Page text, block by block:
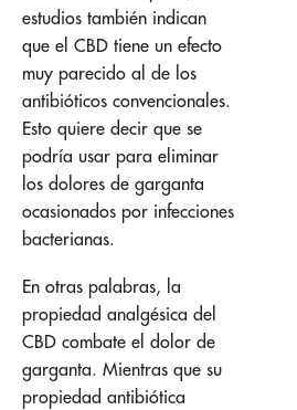
estudios también indican
que el CBD tiene un efecto
muy parecido al de los
antibióticos convencionales.
Esto quiere decir que se
podría usar para eliminar
los dolores de garganta
ocasionados ​​por infecciones
bacterianas.
En otras palabras, la
propiedad analgésica del
CBD combate el dolor de
garganta. Mientras que su
propiedad antibiótica